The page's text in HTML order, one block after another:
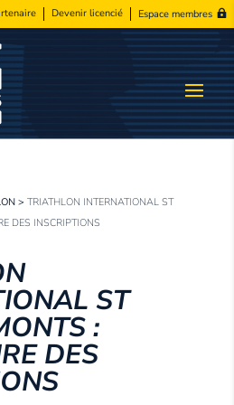
Devenir licencié Espace membres
> TRIATHLON INTERNATIONAL ST
DES INSCRIPTIONS
ST
:
DES